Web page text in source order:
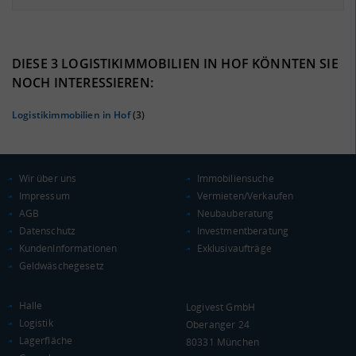
KAUFKRAFT
Euro pro Kopf
(Landkreis / Kreisfreie Stadt)
DIESE 3 LOGISTIKIMMOBILIEN IN HOF KÖNNTEN SIE
NOCH INTERESSIEREN:
Logistikimmobilien in Hof(3)
Wir über uns
Impressum
AGB
Datenschutz
KundenInformationen
Geldwäschegesetz
Immobiliensuche
Vermieten/Verkaufen
Neubauberatung
Investmentberatung
Exklusivaufträge
Halle
Logistik
Lagerfläche
Logivest GmbH
Oberanger 24
80331 München